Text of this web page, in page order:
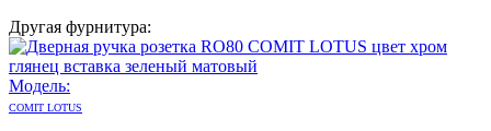
Другая фурнитура:
Модель:
COMIT LOTUS